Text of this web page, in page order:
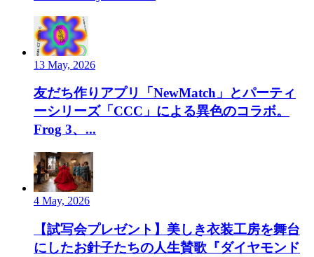
13 May, 2026
友だち作りアプリ「NewMatch」とパーティ
ーシリーズ「CCC」による異色のコラボ。
Frog 3、...
4 May, 2026
【試写会プレゼント】美しき衣装工房を舞台
にしたお針子たちの人生賛歌『ダイヤモンド